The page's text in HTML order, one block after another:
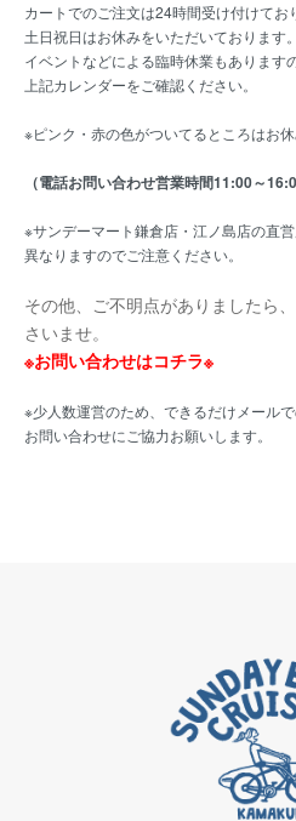
カートでのご注文は24時間受け付けてお
土日祝日はお休みをいただいております。
イベントなどによる臨時休業もありますの
上記カレンダーをご確認ください。
※ピンク・赤の色がついてるところはお休
（電話お問い合わせ営業時間11:00～
※サンデーマート鎌倉店・江ノ島店の直
異なりますのでご注意ください。
その他、ご不明点がありましたら
さいませ。
※お問い合わせはコチラ※
※少人数運営のため、できるだけメール
お問い合わせにご協力お願いします。